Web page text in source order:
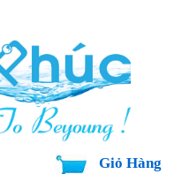
Giỏ Hàng